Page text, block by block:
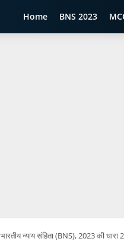
Home BNS 2023
भारतीय न्याय संहिता (BNS), 2023 की